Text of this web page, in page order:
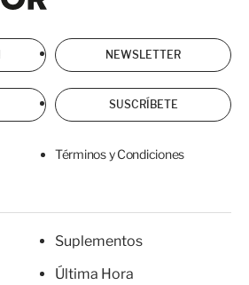
NEWSLETTER
SUSCRÍBETE
Términos y Condiciones
Suplementos
Última Hora